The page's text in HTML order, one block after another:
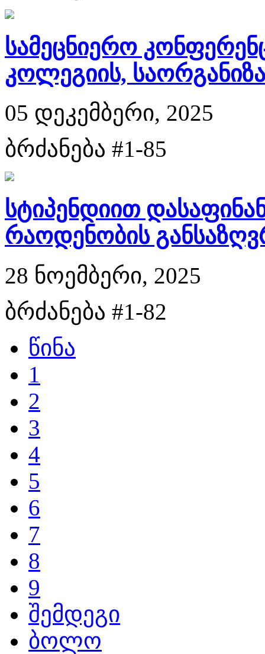
სამეცნიერო
კოლეგიის,
05 დეკემბერი, 2025
ბრძანება #1-85
სტიპენდიით
რაოდენობის
28 ნოემბერი, 2025
ბრძანება #1-82
წინა
1
2
3
4
5
6
7
8
9
შემდეგი
ბოლო